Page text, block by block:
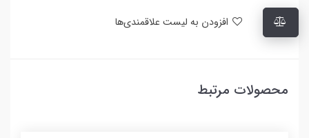
محصولات مرتبط